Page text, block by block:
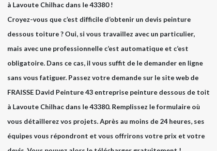
à Lavoute Chilhac dans le 43380 !
Croyez-vous que c’est difficile d’obtenir un devis peinture
dessous toiture ? Oui, si vous travaillez avec un particulier,
mais avec une professionnelle c’est automatique et c’est
obligatoire. Dans ce cas, il vous suffit de le demander en ligne
sans vous fatiguer. Passez votre demande sur le site web de
FRAISSE David Peinture 43 entreprise peinture dessous de toit
à Lavoute Chilhac dans le 43380. Remplissez le formulaire où
vous détaillerez vos projets. Après au moins de 24 heures, ses
équipes vous répondront et vous offrirons votre prix et votre